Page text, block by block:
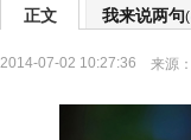
正文 我来说两句(
2014-07-02 10:27:36 来源：